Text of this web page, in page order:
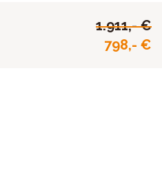
1.911,- €
798,- €